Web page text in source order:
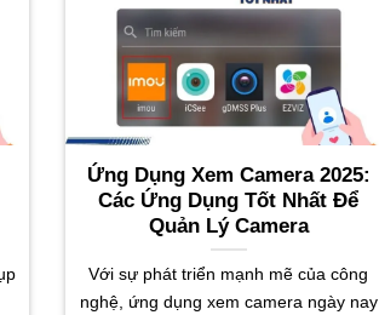
Ứng Dụng Xem Camera 2025:
Các Ứng Dụng Tốt Nhất Để
Quản Lý Camera
Với sự phát triển mạnh mẽ của công
nghệ, ứng dụng xem camera ngày nay